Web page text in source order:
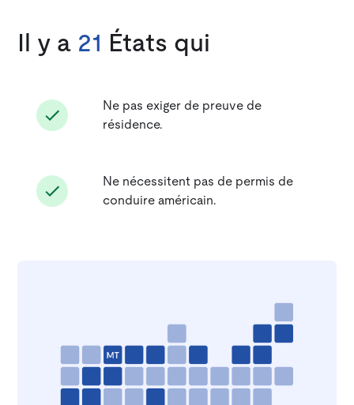
Il y a 21 États qui
Ne pas exiger de preuve de
résidence.
Ne nécessitent pas de permis de
conduire américain.